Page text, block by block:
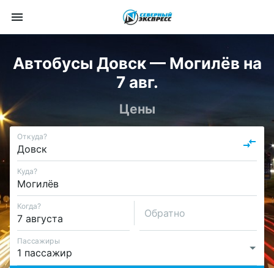
Автобусы Довск — Могилёв на
7 авг.
Цены
Откуда?
Куда?
Когда?
Обратно
Пассажиры